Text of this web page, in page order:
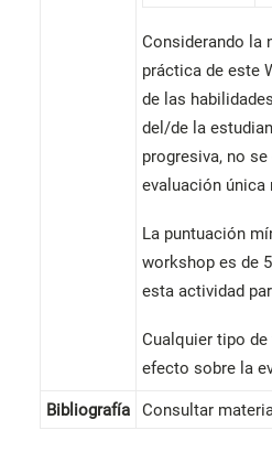
Considerando la
práctica de este
de las
del/de la
progresiva, no
evaluación única
La puntuación
workshop es de
esta actividad
Cualquier tipo
efecto sobre la
Bibliografía Consultar